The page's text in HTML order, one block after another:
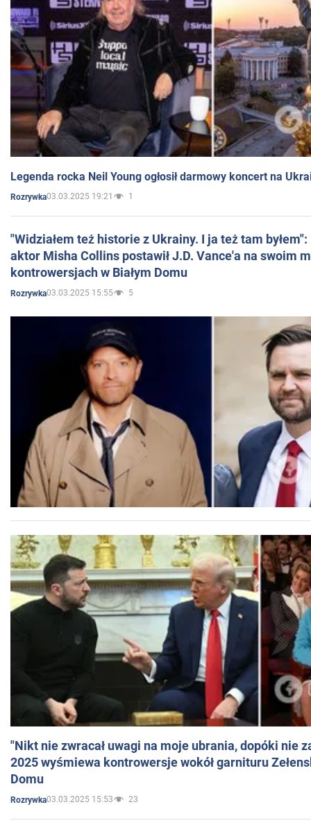
Legenda rocka Neil Young ogłosił darmowy koncert na
Rozrywka03.03.2025 19:21 1
"Widziałem też historie z Ukrainy. I ja też tam
aktor Misha Collins postawił J.D. Vance'a na swoim
kontrowersjach w Białym Domu
Rozrywka03.03.2025 15:55 5
"Nikt nie zwracał uwagi na moje ubrania, dopóki nie
2025 wyśmiewa kontrowersje wokół garnituru
Domu
Rozrywka03.03.2025 15:53 23